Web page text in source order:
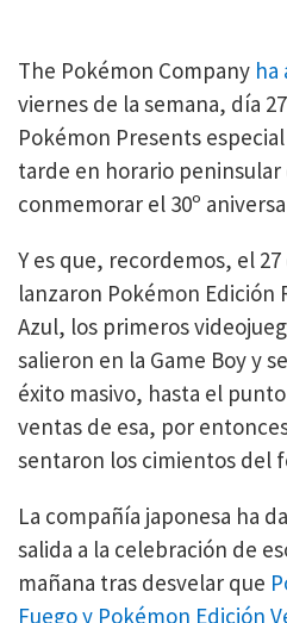
The Pokémon Company ha
viernes de la semana, día
Pokémon Presents
tarde en horario peninsular
conmemorar el 30º
Y es que, recordemos, el
lanzaron Pokémon Edición
Azul, los primeros
salieron en la Game Boy y
éxito masivo, hasta el
ventas de esa, por
sentaron los cimientos del
La compañía japonesa ha
salida a la celebración de
mañana tras desvelar que
Fuego y Pokémon Edición